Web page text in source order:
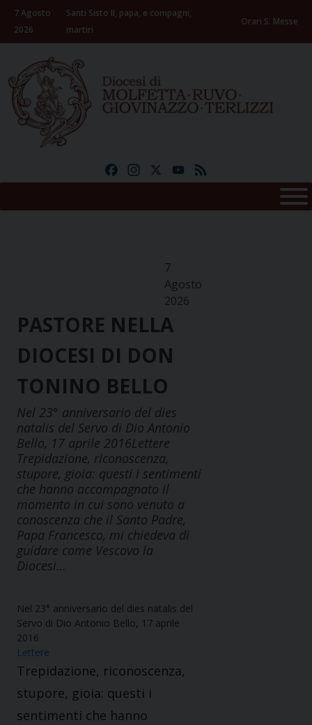
Skip
content
7 Agosto
2026
Santi Sisto II, papa, e compagni,
martiri
Orari S. Messe
FacebookInstagramYouTube
7
Agosto
2026
PASTORE NELLA
DIOCESI DI DON
TONINO BELLO
Nel 23° anniversario del dies
natalis del Servo di Dio Antonio
Bello, 17 aprile 2016Lettere
Trepidazione, riconoscenza,
stupore, gioia: questi i sentimenti
che hanno accompagnato il
momento in cui sono venuto a
conoscenza che il Santo Padre,
Papa Francesco, mi chiedeva di
guidare come Vescovo la
Diocesi…
Nel 23° anniversario del dies natalis del
Servo di Dio Antonio Bello, 17 aprile
2016
Lettere
Trepidazione, riconoscenza,
stupore, gioia: questi i
sentimenti che hanno